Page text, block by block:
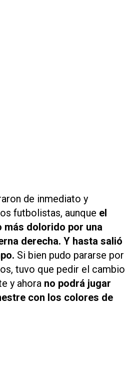
de inmediato y
futbolistas, aunque el
más dolorido por una
derecha. Y hasta salió
Si bien pudo pararse por
tuvo que pedir el cambio
y ahora no podrá jugar
con los colores de